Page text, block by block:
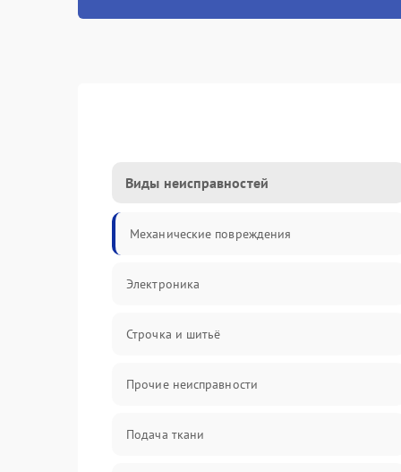
Виды неисправностей
Механические повреждения
Электроника
Строчка и шитьё
Прочие неисправности
Подача ткани